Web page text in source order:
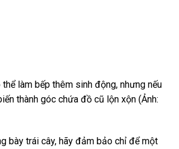
làm bếp thêm sinh động, nhưng nếu
thành góc chứa đồ cũ lộn xộn (Ảnh:
bày trái cây, hãy đảm bảo chỉ để một